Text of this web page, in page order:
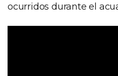
ocurridos durante el